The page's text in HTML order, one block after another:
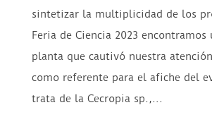
sintetizar la multiplicidad de los
Feria de Ciencia 2023 encontramos
planta que cautivó nuestra
como referente para el afiche del
trata de la Cecropia sp.,...